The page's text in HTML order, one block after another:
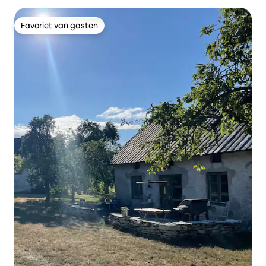
Favoriet van gasten
Favoriet van gasten